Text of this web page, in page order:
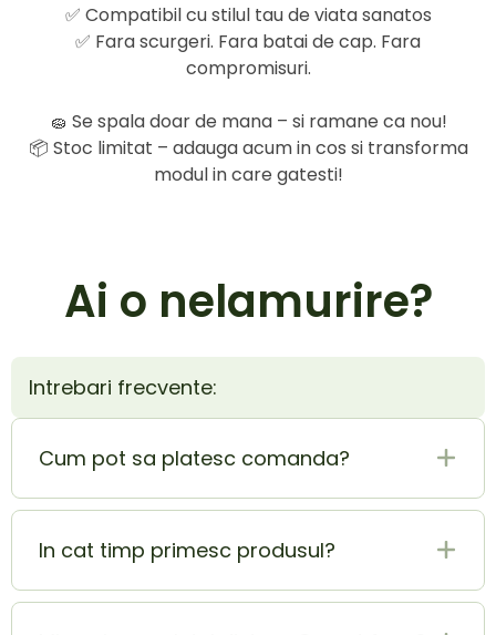
✅ Compatibil cu stilul tau de viata sanatos
✅ Fara scurgeri. Fara batai de cap. Fara
compromisuri.
🧽 Se spala doar de mana – si ramane ca nou!
📦 Stoc limitat – adauga acum in cos si transforma
modul in care gatesti!
Ai o nelamurire?
Intrebari frecvente:
Cum pot sa platesc comanda?
Plata la livrare (ramburs) este cel mai sigur si
mai usor mod de plata. In acelasi timp poti
reducere de 5% din totalul comenzii.
In cat timp primesc produsul?
Produsul ajunge la tine in 1-2 zile lucratoare.